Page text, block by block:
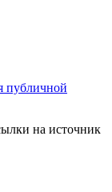
публичной
на источник